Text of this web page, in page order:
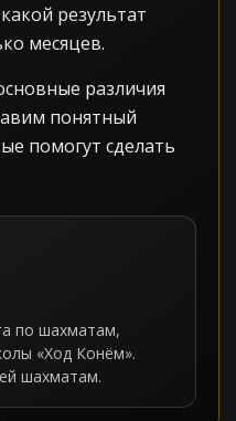
результат
месяцев.
различия
понятный
помогут сделать
по шахматам,
«Ход Конём».
шахматам.